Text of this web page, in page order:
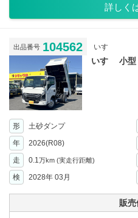
詳しく
出品番号 104562 いすゞ
いすゞ 小
形 土砂ダンプ
年
2026(R08)
走 0.1万km (実走行距離)
検
2028年 03月
販売